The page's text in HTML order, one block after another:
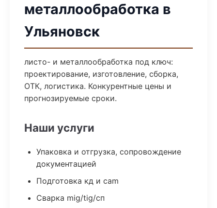
металлообработка в
Ульяновск
листо- и металлообработка под ключ:
проектирование, изготовление, сборка,
ОТК, логистика. Конкурентные цены и
прогнозируемые сроки.
Наши услуги
Упаковка и отгрузка, сопровождение
документацией
Подготовка кд и cam
Сварка mig/tig/сп